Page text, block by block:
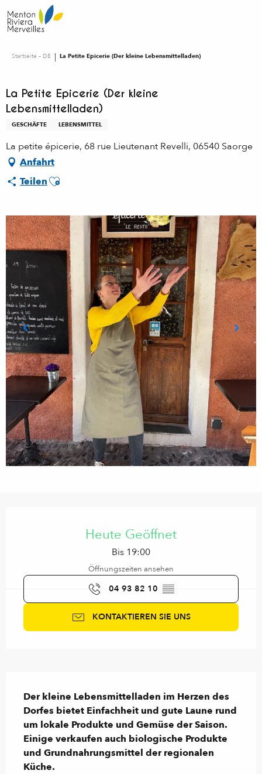
au
contenu
Startseite – DE La Petite Epicerie (Der kleine Lebensmittelladen)
La Petite Epicerie (Der kleine
Lebensmittelladen)
GESCHÄFTE LEBENSMITTEL
La petite épicerie, 68 rue Lieutenant Revelli, 06540 Saorge
Anfahrt
TeilenAjouter aux favoris
Heute Geöffnet
Bis 19:00
Öffnungszeiten ansehen
04 93 82 10 ▒▒
KONTAKTIEREN SIE UNS
Der kleine Lebensmittelladen im Herzen des
Dorfes bietet Einfachheit und gute Laune rund
um lokale Produkte und Gemüse der Saison.
Einige verkaufen auch biologische Produkte
und Grundnahrungsmittel der regionalen
Küche.